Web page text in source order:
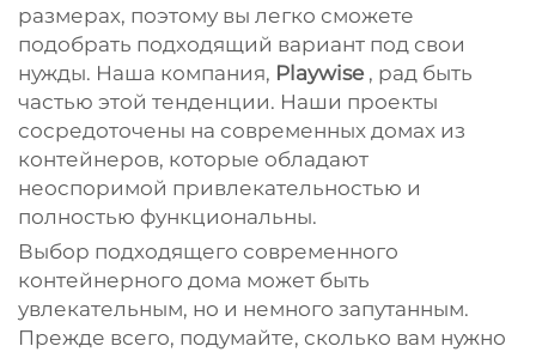
размерах, поэтому вы легко сможете
подобрать подходящий вариант под свои
нужды. Наша компания, Playwise , рад быть
частью этой тенденции. Наши проекты
сосредоточены на современных домах из
контейнеров, которые обладают
неоспоримой привлекательностью и
полностью функциональны.
Выбор подходящего современного
контейнерного дома может быть
увлекательным, но и немного запутанным.
Прежде всего, подумайте, сколько вам нужно